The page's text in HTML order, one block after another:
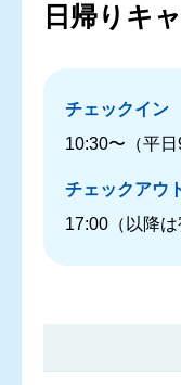
日帰りキ
チェックイン
10:30〜（平日
チェックアウ
17:00（以降は